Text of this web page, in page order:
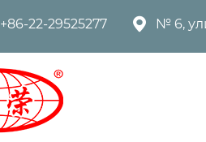
+86-22-29525277  № 6,